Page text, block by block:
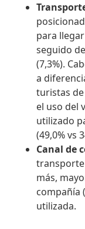
para
seguido
(7,3%).
a
turistas
el uso del
utilizado
(49,0% vs
Canal de
transporte
más,
compañía
utilizada.